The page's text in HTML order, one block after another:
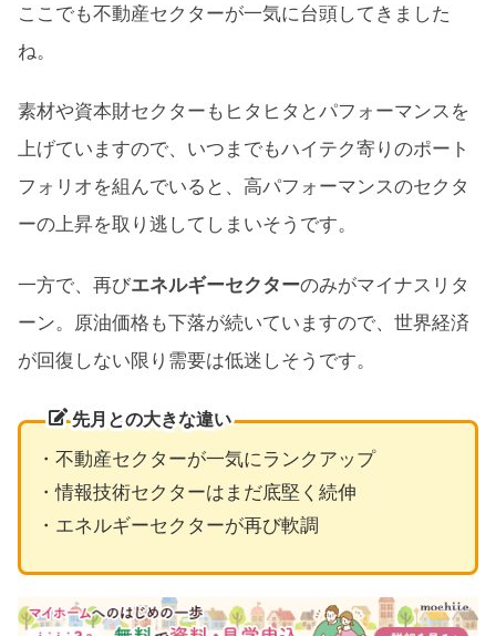
ここでも不動産セクターが一気に台頭してきました
ね。
素材や資本財セクターもヒタヒタとパフォーマンスを
上げていますので、いつまでもハイテク寄りのポート
フォリオを組んでいると、高パフォーマンスのセクタ
ーの上昇を取り逃してしまいそうです。
一方で、再びエネルギーセクターのみがマイナスリタ
ーン。原油価格も下落が続いていますので、世界経済
が回復しない限り需要は低迷しそうです。
先月との大きな違い
・不動産セクターが一気にランクアップ
・情報技術セクターはまだ底堅く続伸
・エネルギーセクターが再び軟調